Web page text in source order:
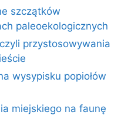
szczątków
paleoekologicznych
przystosowywania
wysypisku popiołów
miejskiego na faunę